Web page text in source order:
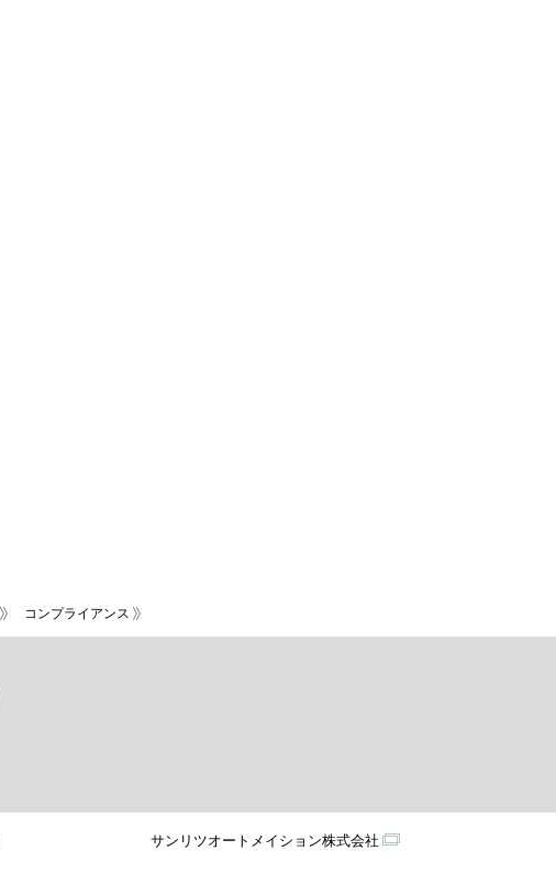
コンプライアンス
サンリツオートメイション株式会社